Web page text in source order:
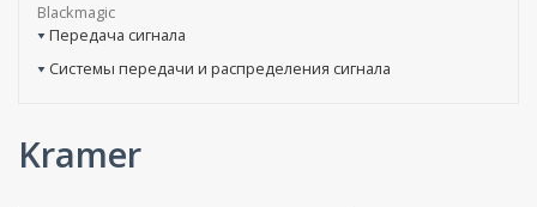
Blackmagic
Передача сигнала
Системы передачи и распределения сигнала
Kramer